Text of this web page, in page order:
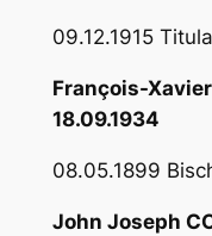
09.12.1915
François-Xavier
18.09.1934
08.05.1899
John Joseph